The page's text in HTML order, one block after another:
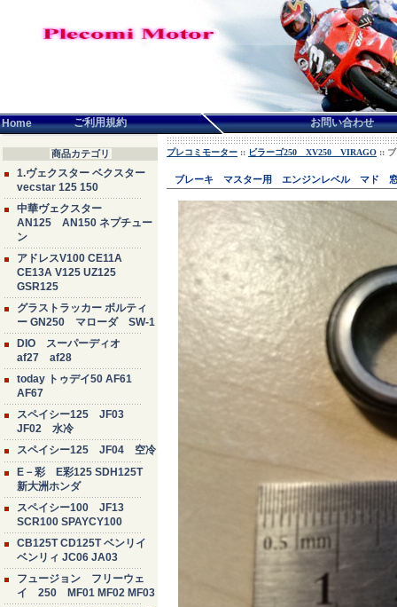
Home ご利用規約 お問い合わせ
商品カテゴリ
1.ヴェクスター ベクスター
vecstar 125 150
中華ヴェクスター
AN125 AN150 ネプチュー
ン
アドレスV100 CE11A
CE13A V125 UZ125
GSR125
グラストラッカー ボルティ
ー GN250 マローダ SW-1
DIO スーパーディオ
af27 af28
today トゥデイ50 AF61
AF67
スペイシー125 JF03
JF02 水冷
スペイシー125 JF04 空冷
E－彩 E彩125 SDH125T
新大洲ホンダ
スペイシー100 JF13
SCR100 SPAYCY100
CB125T CD125T ベンリイ
ベンリィ JC06 JA03
フュージョン フリーウェ
イ 250 MF01 MF02 MF03
プレコミモーター :: ビラーゴ250 XV250 VIRAGO ::
ブレーキ マスター用 エンジンレベル マ